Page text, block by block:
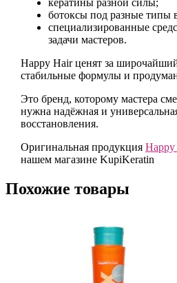
кератины разной силы;
ботоксы под разные типы
специализированные
задачи мастеров.
Happy Hair ценят за
стабильные формулы и
Это бренд, которому мастера
нужна надёжная и
восстановления.
Оригинальная продукция
нашем магазине KupiKeratin
Похожие товары